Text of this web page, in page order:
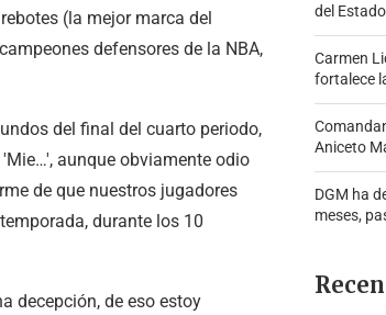
(la mejor marca del
defensores de la NBA,
del final del cuarto periodo,
aunque obviamente odio
de que nuestros jugadores
durante los 10
decepción, de eso estoy
del Estado
Carmen
fortalece
Aniceto
DGM ha
meses,